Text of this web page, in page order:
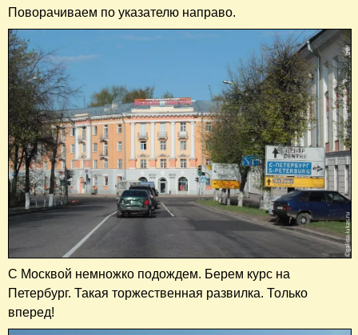
Поворачиваем по указателю направо.
С Москвой немножко подождем. Берем курс на
Петербург. Такая торжественная развилка. Только
вперед!